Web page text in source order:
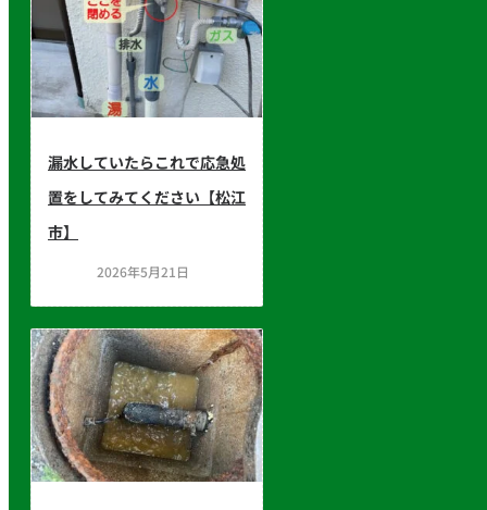
漏水していたらこれで応急処
置をしてみてください【松江
市】
2026年5月21日